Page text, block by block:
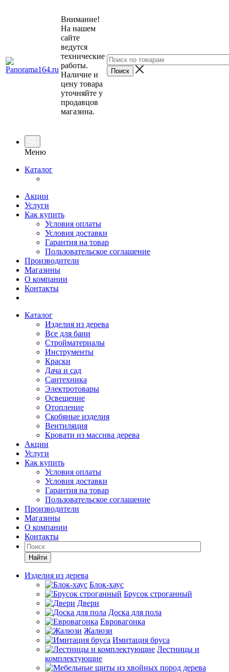
Внимание!
На нашем
сайте
ведутся
технические
работы.
Наличие и
цену товара
уточняйте у
продавцов
магазина.
Меню
Каталог
Акции
Услуги
Как купить
Условия оплаты
Условия доставки
Гарантия на товар
Пользовательское соглашение
Производители
Магазины
О компании
Контакты
Каталог
Изделия из дерева
Все для бани
Стройматериалы
Инструменты
Краски
Дача и сад
Сантехника
Электротовары
Освещение
Отопление
Скобяные изделия
Вентиляция
Кровати из массива дерева
Акции
Услуги
Как купить
Условия оплаты
Условия доставки
Гарантия на товар
Пользовательское соглашение
Производители
Магазины
О компании
Контакты
Найти
Изделия из дерева
Блок-хаус
Брусок строганный
Двери
Доска для пола
Евровагонка
Жалюзи
Имитация бруса
Лестницы и
комплектующие